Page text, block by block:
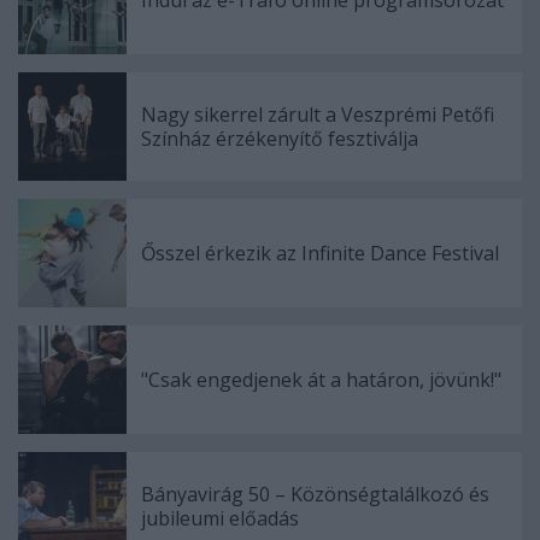
Nagy sikerrel zárult a Veszprémi Petőfi
Színház érzékenyítő fesztiválja
Ősszel érkezik az Infinite Dance Festival
"Csak engedjenek át a határon, jövünk!"
Bányavirág 50 – Közönségtalálkozó és
jubileumi előadás